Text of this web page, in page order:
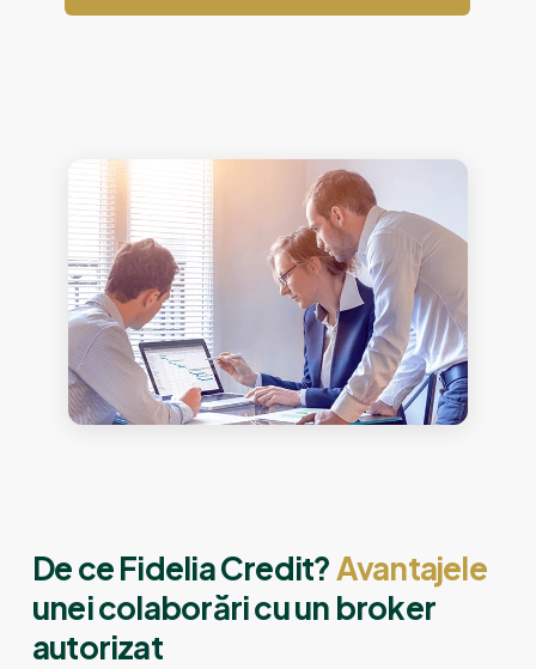
De ce Fidelia Credit?Avantajele
unei colaborări cu un broker
autorizat